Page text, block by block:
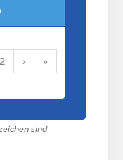
2 › »
sind